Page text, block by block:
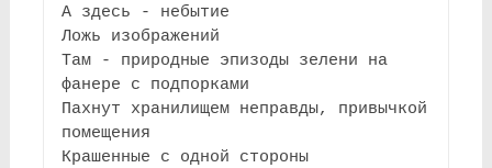
А здесь - небытие
Ложь изображений
Там - природные эпизоды зелени на
фанере с подпорками
Пахнут хранилищем неправды, привычкой
помещения
Крашенные с одной стороны